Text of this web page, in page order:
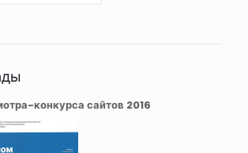
конкурса сайтов 2016